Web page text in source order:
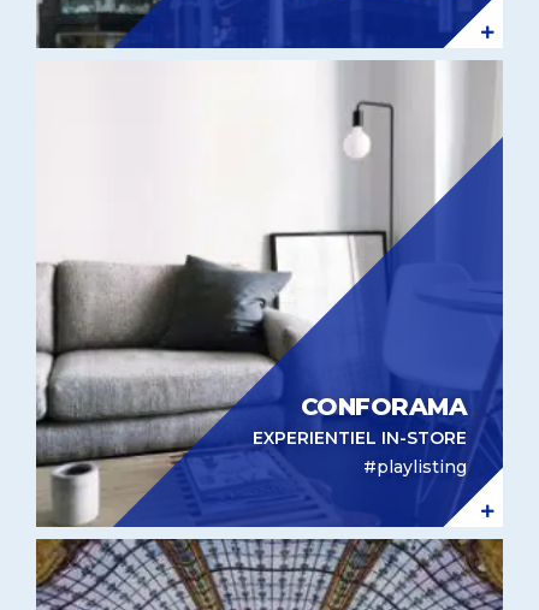
CONFORAMA
EXPERIENTIEL IN-STORE
#playlisting
Prise de parole Galeries Lafayette